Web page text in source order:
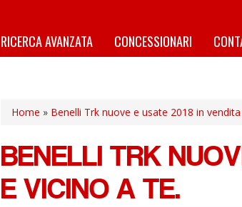
RICERCA AVANZATA CONCESSIONARI
Home » Benelli Trk nuove e usate 2018 in
BENELLI TRK
E VICINO A TE.